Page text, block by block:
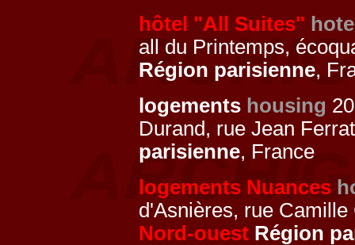
hôtel "All Suites"
all du Printemps,
Région parisienne,
logements housing
Durand, rue Jean
parisienne, France
logements Nuances
d'Asnières, rue
Nord-ouest Région